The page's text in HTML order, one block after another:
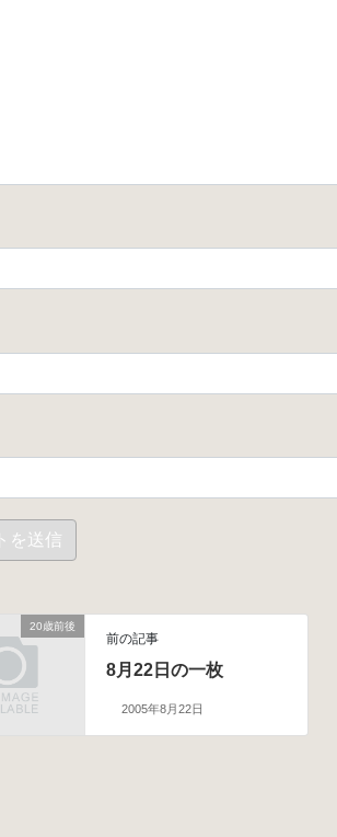
20歳前後
前の記事
8月22日の一枚
2005年8月22日